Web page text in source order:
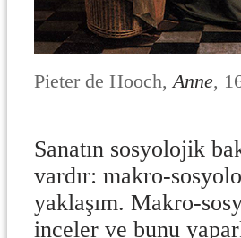
Pieter de Hooch,Anne,
Sanatın sosyolojik
vardır: makro-
yaklaşım. Makro-
inceler ve bunu